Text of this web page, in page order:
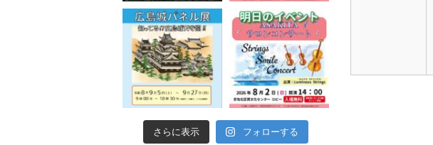
さらに表示 フォローする